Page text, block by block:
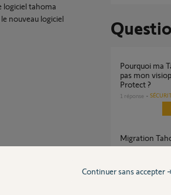
logiciel tahoma
nouveau logiciel
Pourquoi ma TaHoma V2 ne détecte-t-elle
pas mon
Protect ?
1 réponse
Migration
Continuer sans accepter